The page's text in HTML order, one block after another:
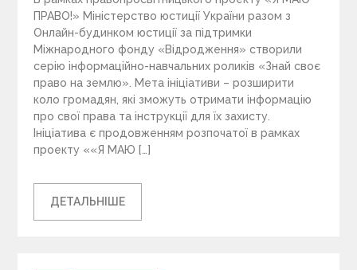
ПРАВО!» Міністерство юстиції України разом з
Онлайн-будинком юстиції за підтримки
Міжнародного фонду «Відродження» створили
серію інформаційно-навчальних роликів «Знай своє
право на землю». Мета ініціативи – розширити
коло громадян, які зможуть отримати інформацію
про свої права та інструкції для їх захисту.
Ініціатива є продовженням розпочатої в рамках
проекту ««Я МАЮ […]
ДЕТАЛЬНІШЕ